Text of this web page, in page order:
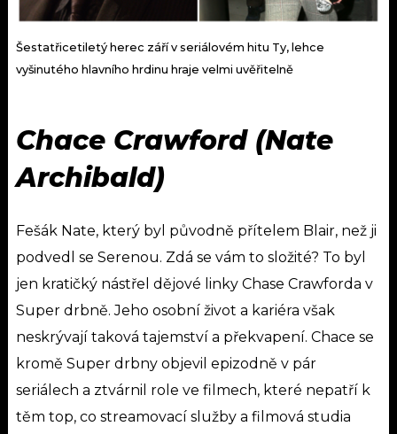
Šestatřicetiletý herec září v seriálovém hitu Ty, lehce
vyšinutého hlavního hrdinu hraje velmi uvěřitelně
Chace Crawford (Nate
Archibald)
Fešák Nate, který byl původně přítelem Blair, než ji
podvedl se Serenou. Zdá se vám to složité? To byl
jen kratičký nástřel dějové linky Chase Crawforda v
Super drbně.Jeho osobní život a kariéra však
neskrývají taková tajemství a překvapení. Chace se
kromě Super drbny objevil epizodně v pár
seriálech a ztvárnil role ve filmech, které nepatří k
těm top, co streamovací služby a filmová studia